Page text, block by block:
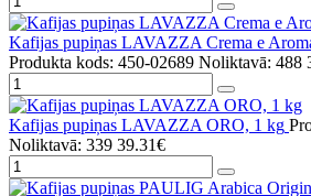
Kafijas pupiņas LAVAZZA Crema e
Produkta kods: 450-02689 Noliktavā: 488
Kafijas pupiņas LAVAZZA ORO, 1 kg
Noliktavā: 339 39.31€